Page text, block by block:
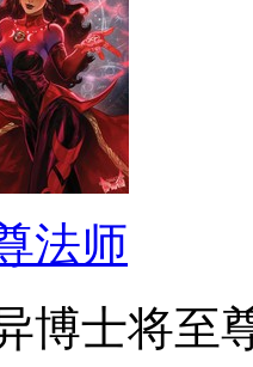
法师
博士将至